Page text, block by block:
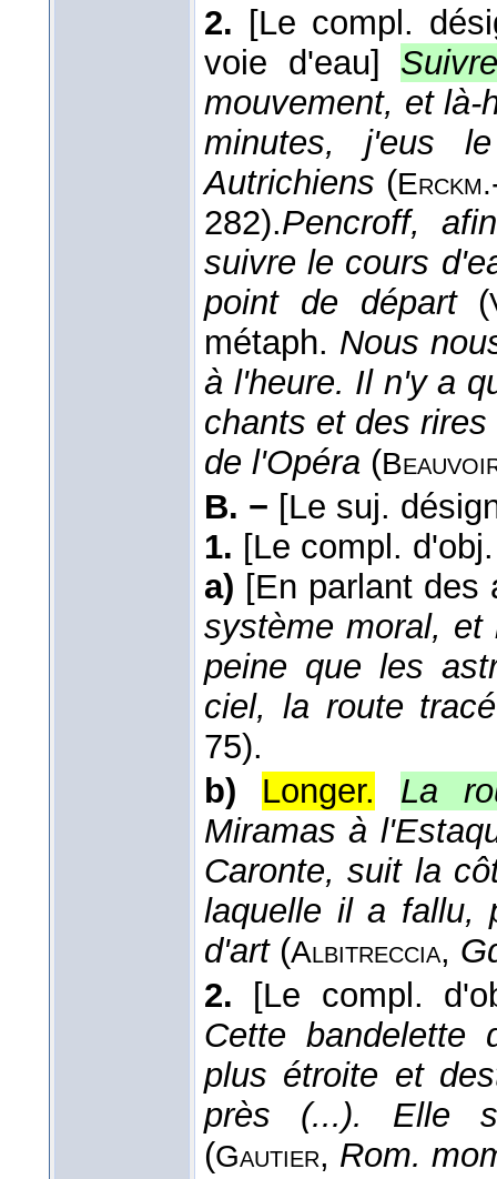
2. [Le compl.
voie d'eau]
mouvement, et là-
minutes, j'eus
Autrichiens (Erckm.
282).Pencroff,
suivre le cours
point de départ(
métaph. Nous
à l'heure. Il n'y a
chants et des
de l'Opéra (
B. − [Le suj.
1. [Le compl.
a) [En parlant des
système moral,
peine que les
ciel, la route
75).
b)
Longer.
La
Miramas à
Caronte, suit la
laquelle il a fallu,
d'art(Albitreccia,
2.
[Le compl.
Cette bandelette
plus étroite et
près (...). Elle
(Gautier, Rom.